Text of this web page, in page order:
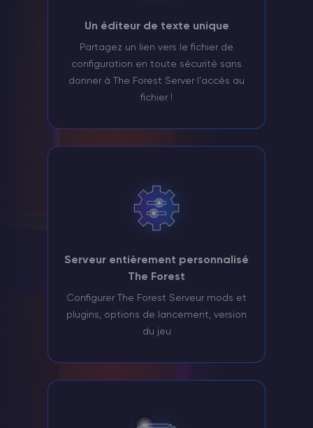
Un éditeur de texte unique
Partagez un lien vers le fichier de
configuration en toute sécurité sans
donner à The Forest Server l'accès au
fichier !
Serveur entièrement personnalisé
The Forest
Configurer The Forest Serveur mods et
plugins, options de lancement, version
du jeu